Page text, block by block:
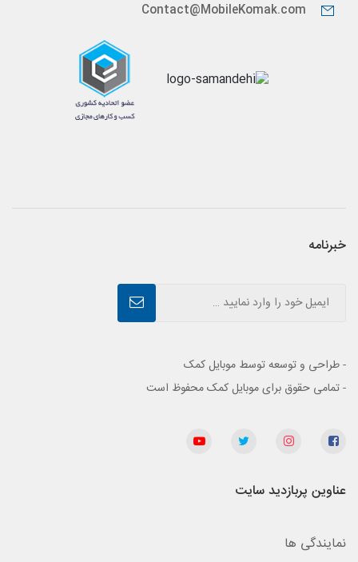
Contact@MobileKomak.com
خبرنامه
- طراحی و توسعه توسط موبایل کمک
- تمامی حقوق برای موبایل کمک محفوظ است
عناوین پربازدید سایت
نمایندگی ها